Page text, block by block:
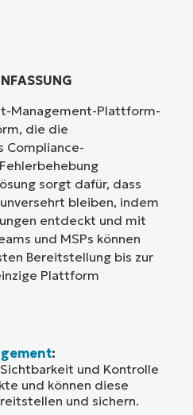
Management-Plattform-
die die
Compliance-
sorgt dafür, dass
bleiben, indem
entdeckt und mit
und MSPs können
Bereitstellung bis zur
Plattform
:
und Kontrolle
und können diese
und sichern.